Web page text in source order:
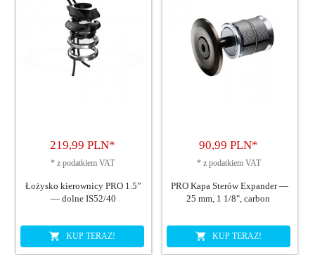
219,99 PLN*
* z podatkiem VAT
Łożysko kierownicy PRO 1.5”
— dolne IS52/40
KUP TERAZ!
90,99 PLN*
* z podatkiem VAT
PRO Kapa Sterów Expander —
25 mm, 1 1/8", carbon
KUP TERAZ!